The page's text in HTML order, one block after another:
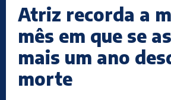
Atriz recorda a
mês em que se
mais um ano
morte